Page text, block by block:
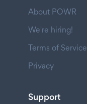
About POWR
We're hiring!
Terms of Service
Privacy
Support